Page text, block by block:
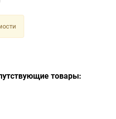
товары: